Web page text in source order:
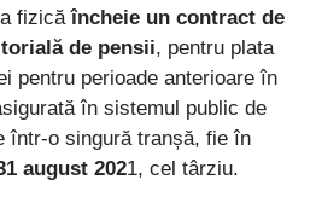
fizicăîncheie un contract de
de pensii, pentru plata
pentru perioade anterioare în
în sistemul public de
într-o singură tranșă, fie în
august 2021, cel târziu.